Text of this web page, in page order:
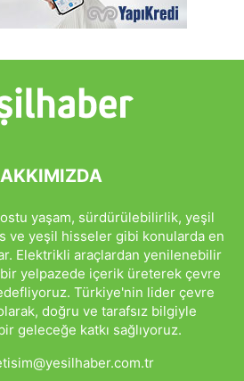
yaşam, sürdürülebilirlik, yeşil
ve yeşil hisseler gibi konularda en
Elektrikli araçlardan yenilenebilir
yelpazede içerik üreterek çevre
Türkiye'nin lider çevre
doğru ve tarafsız bilgiyle
geleceğe katkı sağlıyoruz.